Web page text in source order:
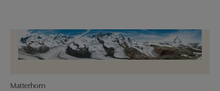
Matterhorn